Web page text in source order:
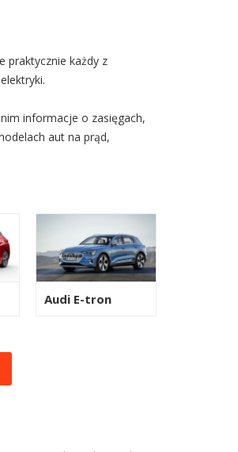
praktycznie każdy z
informacje o zasięgach,
aut na prąd,
Audi E-tron